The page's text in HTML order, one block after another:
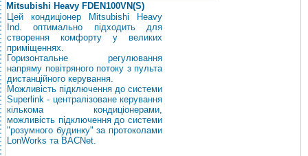
Mitsubishi Heavy FDEN100VN(S)
Цей кондиціонер Mitsubishi Heavy
Ind. оптимально підходить для
створення комфорту у великих
приміщеннях.
Горизонтальне регулювання
напряму повітряного потоку з пульта
дистанційного керування.
Можливість підключення до системи
Superlink - централізоване керування
кількома кондиціонерами,
можливість підключення до системи
"розумного будинку" за протоколами
LonWorks та BACNet.